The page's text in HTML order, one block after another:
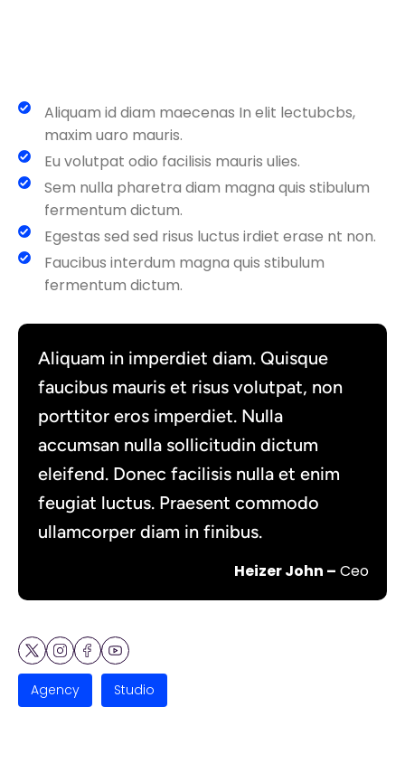
Aliquam id diam maecenas In elit lectubcbs,
maxim uaro mauris.
Eu volutpat odio facilisis mauris ulies.
Sem nulla pharetra diam magna quis stibulum
fermentum dictum.
Egestas sed sed risus luctus irdiet erase nt non.
Faucibus interdum magna quis stibulum
fermentum dictum.
Aliquam in imperdiet diam. Quisque
faucibus mauris et risus volutpat, non
porttitor eros imperdiet. Nulla
accumsan nulla sollicitudin dictum
eleifend. Donec facilisis nulla et enim
feugiat luctus. Praesent commodo
ullamcorper diam in finibus.
Heizer John – Ceo
Agency Studio